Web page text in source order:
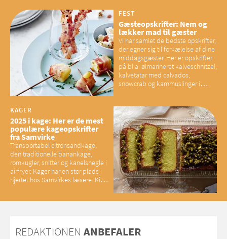
have konsekvenser for vores
sociale fællesskaber
FEST
Gæsteopskrifter: Nem og
lækker mad til gæster
Vi har samlet de bedste opskrifter,
der egner sig til forkælelse af dine
middagsgæster. Her er opskrifter
på bl.a. ølmarineret kalveschnitzel,
kalvetatar med calvados,
snowcrab og kammuslinger i
KAGER
2025 i kage: Her er de mest
populære kageopskrifter
fra Samvirke
Transportabel citronsandkage,
den traditionelle banankage,
romkugler, snitter og kanelsnegle i
airfryer. Kager har en stor plads i
hjertet hos Samvirkes læsere. Kig
REDAKTIONEN ANBEFALER